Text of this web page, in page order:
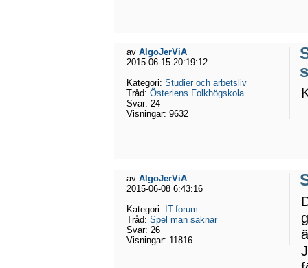
av AlgoJerViA
2015-06-15 20:19:12
Kategori: Studier och arbetsliv
Tråd: Österlens Folkhögskola
Svar: 24
Visningar: 9632
av AlgoJerViA
2015-06-08 6:43:16
Kategori: IT-forum
Tråd: Spel man saknar
Svar: 26
Visningar: 11816